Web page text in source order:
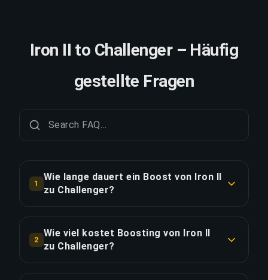
Iron II to Challenger – Häufig
gestellte Fragen
1
Wie lange dauert ein Boost von Iron II
zu Challenger?
Regel 7+ Tage. Mit Priority Order erfolgt die
Lieferung ca. 25% schneller.
2
Wie viel kostet Boosting von Iron II
zu Challenger?